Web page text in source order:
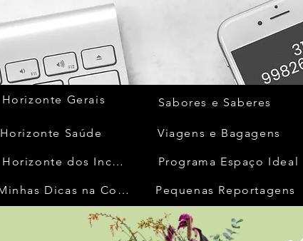
Horizonte Gerais
Horizonte Saúde
Horizonte dos Inconfidentes
Minhas Dicas na Cozinha
Sabores e Saberes
Viagens e Bagagens
Programa Espaço Ideal
Pequenas Reportagens